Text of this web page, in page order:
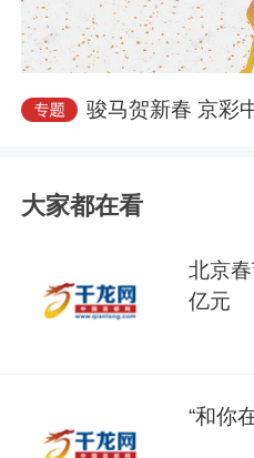
骏马贺新春 京彩
大家都在看
北京
亿元
“和你